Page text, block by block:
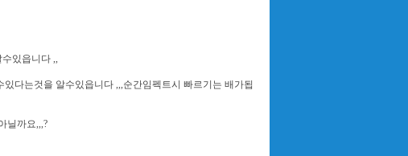
있읍니다 ,,
다는것을 알수있읍니다 ,,,순간임펙트시 빠르기는 배가됩
닐까요,,,?